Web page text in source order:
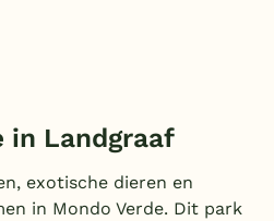
in Landgraaf
exotische dieren en
in Mondo Verde. Dit park